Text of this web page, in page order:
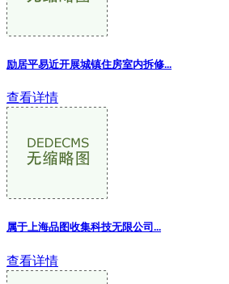
励居平易近开展城镇住房室内拆修...
查看详情
属于上海品图收集科技无限公司...
查看详情